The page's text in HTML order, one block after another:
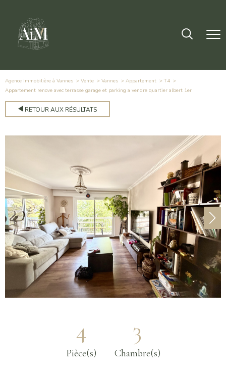
Agence immobilière à Vannes Vente Vannes Appartement
T4
appartement renove avec terrasse garage et parking a vendre quartier albert 1er
RETOUR AUX RÉSULTATS
4
Pièce(s)
3
Chambre(s)